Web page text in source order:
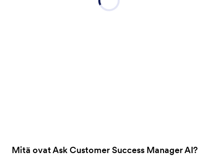
Mitä ovat Ask Customer Success Manager AI?